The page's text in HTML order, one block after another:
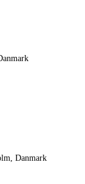
Danmark